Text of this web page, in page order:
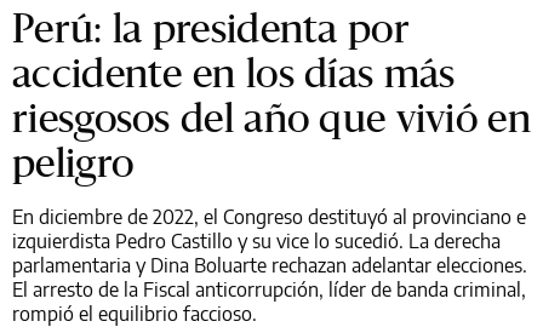
Perú: la presidenta por
accidente en los días más
riesgosos del año que vivió en
peligro
En diciembre de 2022, el Congreso destituyó al provinciano e
izquierdista Pedro Castillo y su vice lo sucedió. La derecha
parlamentaria y Dina Boluarte rechazan adelantar elecciones.
El arresto de la Fiscal anticorrupción, líder de banda criminal,
rompió el equilibrio faccioso.